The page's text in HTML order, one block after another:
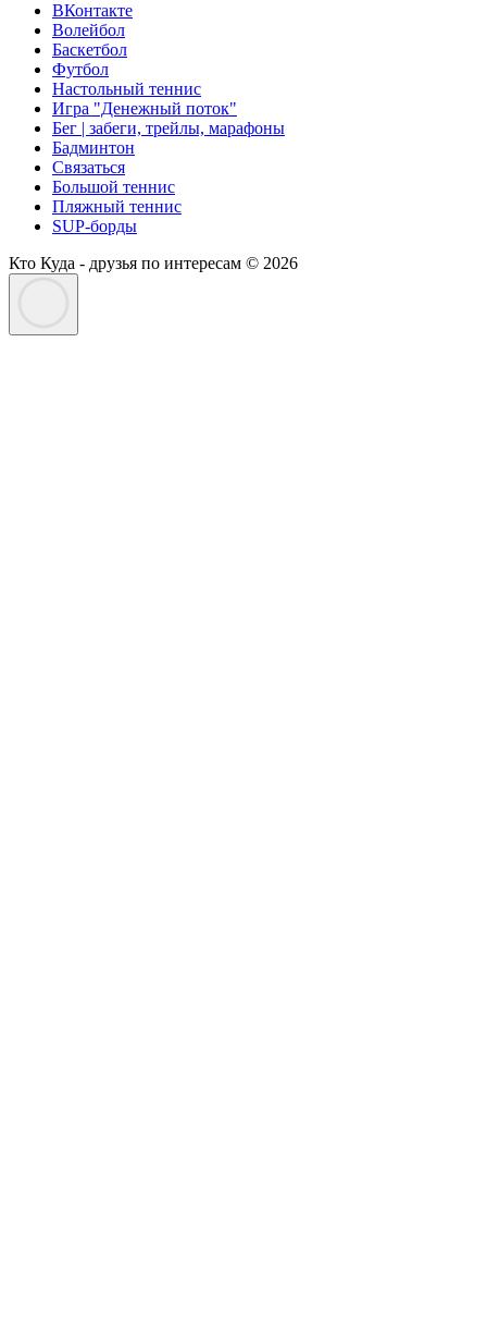
ВКонтакте
Волейбол
Баскетбол
Футбол
Настольный теннис
Игра "Денежный поток"
Бег | забеги, трейлы, марафоны
Бадминтон
Связаться
Большой теннис
Пляжный теннис
SUP-борды
Кто Куда - друзья по интересам © 2026